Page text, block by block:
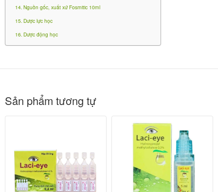
(3) Lau sạch phần dung dịch thuốc chảy ra ngoài
bằng gạc sạch.
Tham khảo thêm thuốc điều trịviêm tai giữa
S
h
ẩ
m
ô
n
ụ
n
g
ể
m
h
ư
đi
ể
m
Hình ảnh sản phẩm
Nguồn gốc, xuất xứ Fosmitic 10ml
Dược lực học
Dược động học
Sản phẩm tương tự